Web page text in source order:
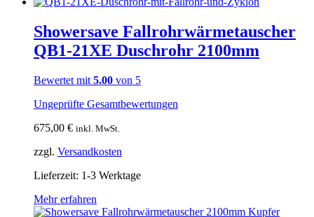
Showersave Fallrohrwärmetauscher
QB1-21XE Duschrohr 2100mm
Bewertet mit 5.00 von 5
Ungeprüfte Gesamtbewertungen
675,00 € inkl. MwSt.
zzgl. Versandkosten
Lieferzeit: 1-3 Werktage
Mehr erfahren